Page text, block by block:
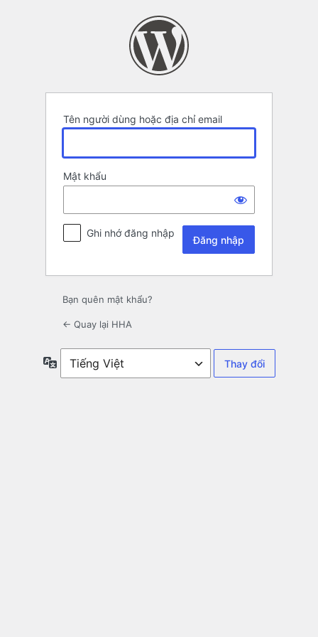
Tên người dùng hoặc địa chỉ email
Mật khẩu
Ghi nhớ đăng nhập
Bạn quên mật khẩu?
← Quay lại HHA
Ngôn
ngữ